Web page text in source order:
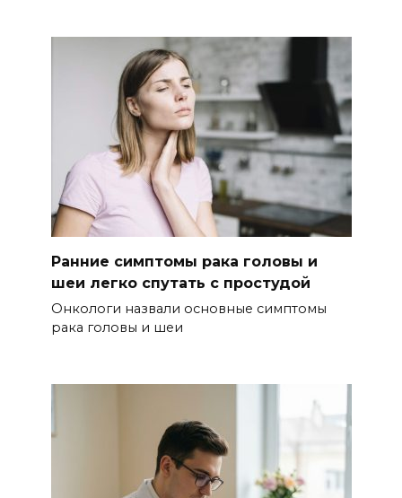
Ранние симптомы рака головы и
шеи легко спутать с простудой
Онкологи назвали основные симптомы
рака головы и шеи